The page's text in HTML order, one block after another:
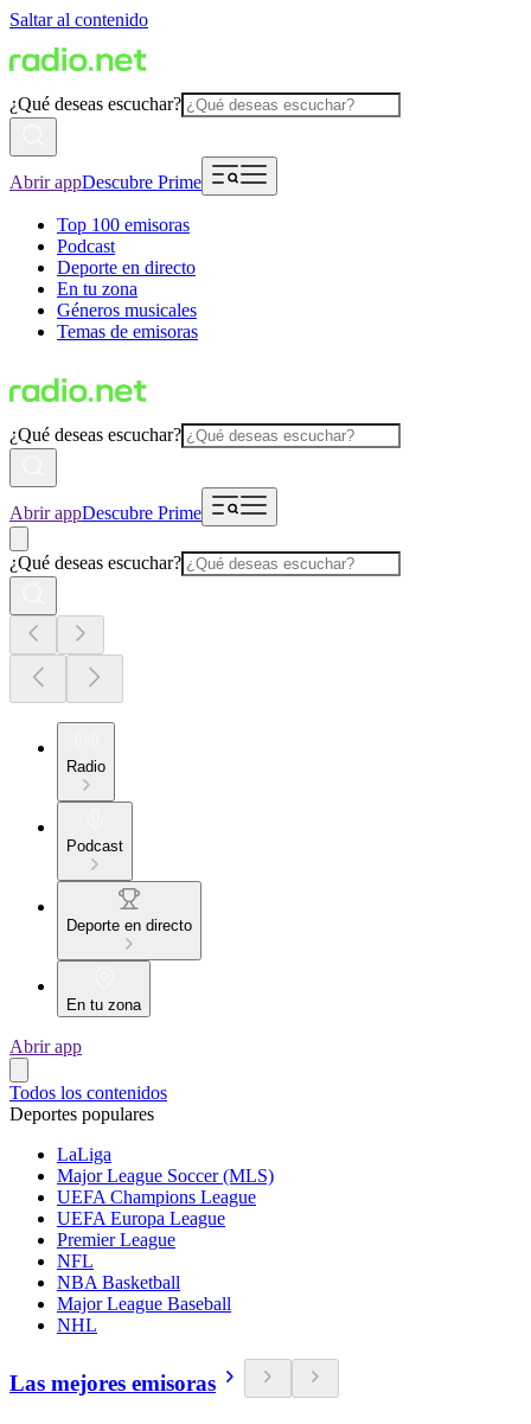
Saltar al contenido
¿Qué deseas escuchar?
Abrir appDescubre Prime
Top 100 emisoras
Podcast
Deporte en directo
En tu zona
Géneros musicales
Temas de emisoras
¿Qué deseas escuchar?
Abrir appDescubre Prime
¿Qué deseas escuchar?
Radio
Podcast
Deporte en directo
En tu zona
Abrir app
Todos los contenidos
Deportes populares
LaLiga
Major League Soccer (MLS)
UEFA Champions League
UEFA Europa League
Premier League
NFL
NBA Basketball
Major League Baseball
NHL
Las mejores emisoras